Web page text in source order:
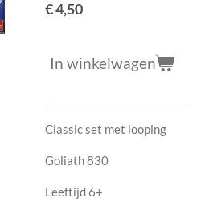
€ 4,50
In winkelwagen
Classic set met looping
Goliath 830
Leeftijd 6+